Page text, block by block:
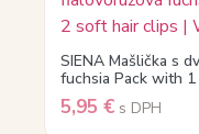
SIENA Mašlička s
fuchsia Pack with
5,95 € s DPH